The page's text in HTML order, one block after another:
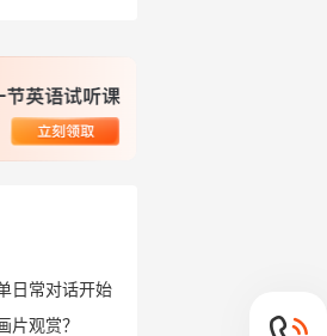
日常对话开始
片观赏？